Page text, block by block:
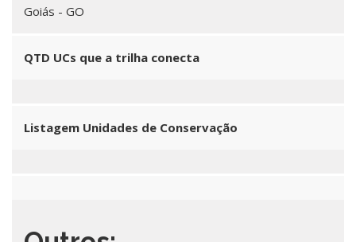
Goiás - GO
QTD UCs que a trilha conecta
Listagem Unidades de Conservação